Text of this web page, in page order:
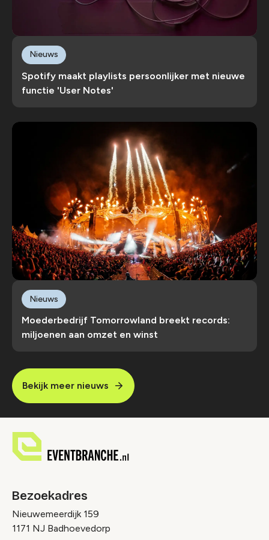
Spotify maakt playlists persoonlijker met nieuwe
functie 'User Notes'
Nieuws
Moederbedrijf Tomorrowland breekt records:
miljoenen aan omzet en winst
Nieuws
Bekijk meer nieuws
Bezoekadres
Nieuwemeerdijk 159
1171 NJ Badhoevedorp